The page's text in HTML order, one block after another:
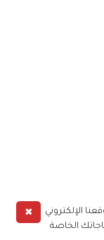
✖
الإلكتروني
الخاصة